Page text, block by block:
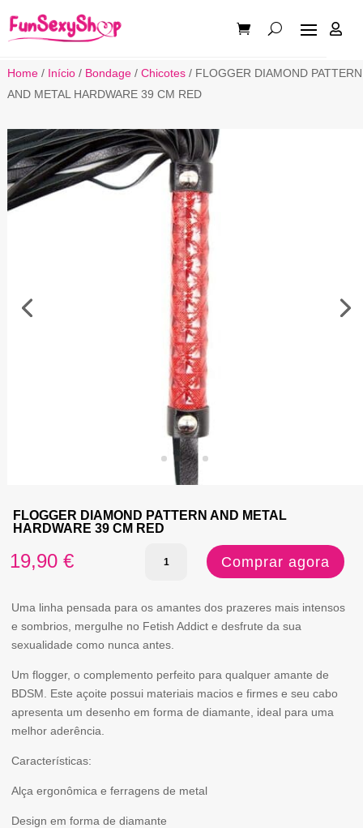

Home/ Início/ Bondage/ Chicotes/ FLOGGER DIAMOND PATTERN
AND METAL HARDWARE 39 CM RED
FLOGGER DIAMOND PATTERN AND METAL
HARDWARE 39 CM RED
19,90 €
Quantidade
FLOGGER
DIAMOND
AND
METAL
CM
RED
Comprar agora
Uma linha pensada para os amantes dos prazeres mais intensos
e sombrios, mergulhe no Fetish Addict e desfrute da sua
sexualidade como nunca antes.
Um flogger, o complemento perfeito para qualquer amante de
BDSM. Este açoite possui materiais macios e firmes e seu cabo
apresenta um desenho em forma de diamante, ideal para uma
melhor aderência.
Características:
Alça ergonômica e ferragens de metal
Design em forma de diamante